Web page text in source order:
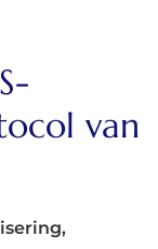
van
,